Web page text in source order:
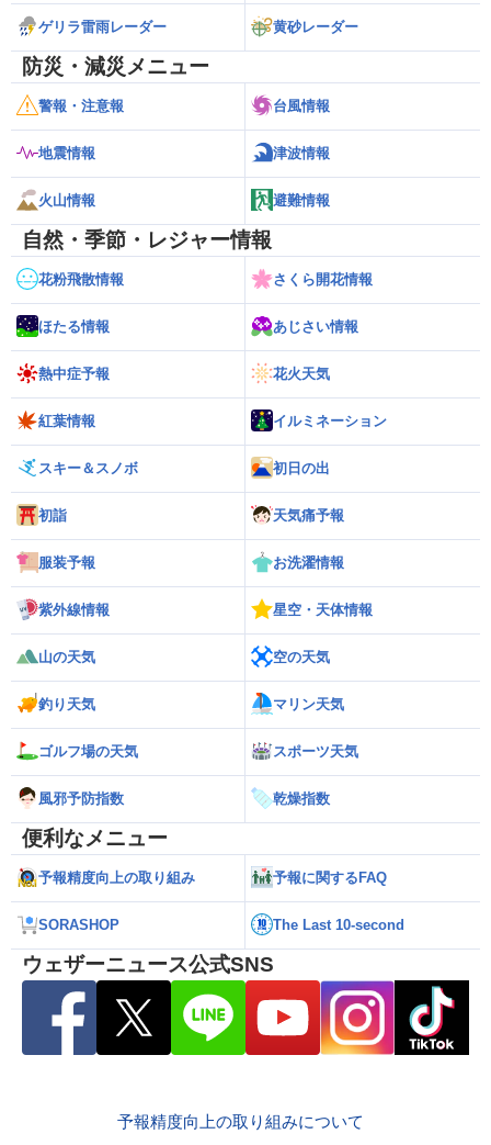
ゲリラ雷雨レーダー 黄砂レーダー
防災・減災メニュー
警報・注意報 台風情報
地震情報 津波情報
火山情報 避難情報
自然・季節・レジャー情報
花粉飛散情報 さくら開花情報
ほたる情報 あじさい情報
熱中症予報 花火天気
紅葉情報 イルミネーション
スキー＆スノボ 初日の出
初詣 天気痛予報
服装予報 お洗濯情報
紫外線情報 星空・天体情報
山の天気 空の天気
釣り天気 マリン天気
ゴルフ場の天気 スポーツ天気
風邪予防指数 乾燥指数
便利なメニュー
予報精度向上の取り組み 予報に関するFAQ
SORASHOP The Last 10-second
ウェザーニュース公式SNS
予報精度向上の取り組みについて